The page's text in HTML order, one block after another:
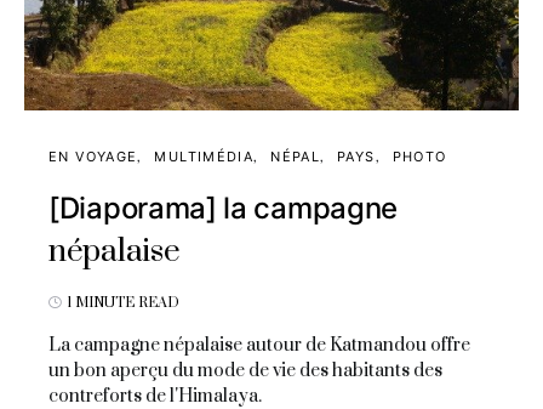
EN VOYAGE MULTIMÉDIA NÉPAL PAYS PHOTO
[Diaporama] la campagne
népalaise
1 MINUTE READ
La campagne népalaise autour de Katmandou offre
un bon aperçu du mode de vie des habitants des
contreforts de l'Himalaya.